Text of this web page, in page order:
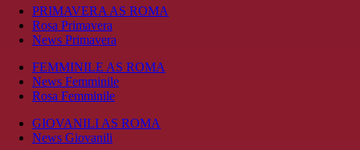
PRIMAVERA AS ROMA
Rosa Primavera
News Primavera
FEMMINILE AS ROMA
News Femminile
Rosa Femminile
GIOVANILI AS ROMA
News Giovanili